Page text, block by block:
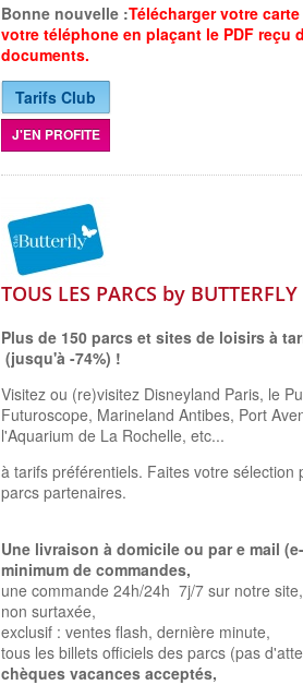
Bonne nouvelle :Télécharger votre
votre téléphone en plaçant le PDF reçu
documents.
Tarifs Club
J'EN PROFITE
TOUS LES PARCS by BUTTERFLY
Plus de 150 parcs et sites de loisirs à
(jusqu'à -74%) !
Visitez ou (re)visitez Disneyland Paris, le
Futuroscope, Marineland Antibes, Port
l'Aquarium de La Rochelle, etc...
à tarifs préférentiels. Faites votre sélection
parcs partenaires.
Une livraison à domicile ou par e mail
minimum de commandes,
une commande 24h/24h 7j/7 sur notre
non surtaxée,
exclusif : ventes flash, dernière minute,
tous les billets officiels des parcs (pas
chèques vacances acceptés,